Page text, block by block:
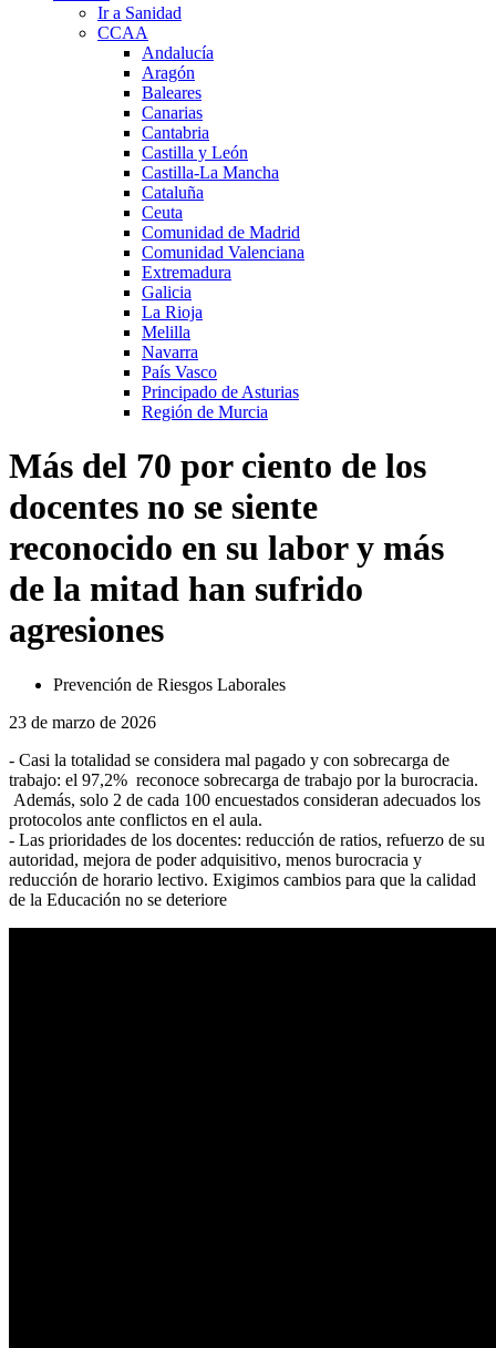
Ir a Sanidad
CCAA
Andalucía
Aragón
Baleares
Canarias
Cantabria
Castilla y León
Castilla-La Mancha
Cataluña
Ceuta
Comunidad de Madrid
Comunidad Valenciana
Extremadura
Galicia
La Rioja
Melilla
Navarra
País Vasco
Principado de Asturias
Región de Murcia
Más del 70 por ciento de los
docentes no se siente
reconocido en su labor y más
de la mitad han sufrido
agresiones
Prevención de Riesgos Laborales
23 de marzo de 2026
- Casi la totalidad se considera mal pagado y con sobrecarga de
trabajo: el 97,2% reconoce sobrecarga de trabajo por la burocracia.
Además, solo 2 de cada 100 encuestados consideran adecuados los
protocolos ante conflictos en el aula.
- Las prioridades de los docentes: reducción de ratios, refuerzo de su
autoridad, mejora de poder adquisitivo, menos burocracia y
reducción de horario lectivo. Exigimos cambios para que la calidad
de la Educación no se deteriore